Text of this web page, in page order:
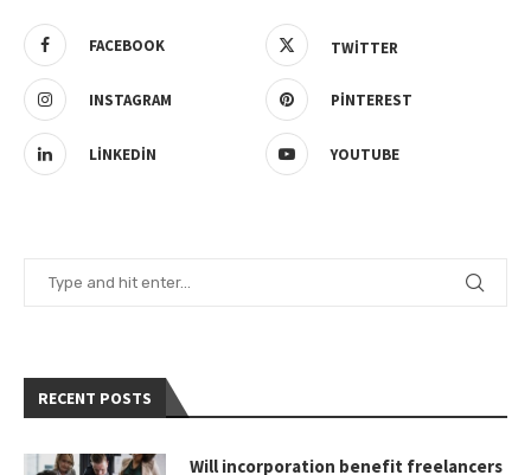
FACEBOOK TWITTER
INSTAGRAM PINTEREST
LINKEDIN YOUTUBE
RECENT POSTS
Will incorporation benefit freelancers